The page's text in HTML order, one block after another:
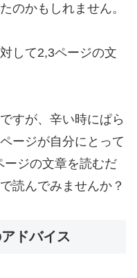
のかもしれません。
して2,3ページの文
すが、辛い時にぱら
ージが自分にとって
ージの文章を読むだ
読んでみませんか？
ドバイス